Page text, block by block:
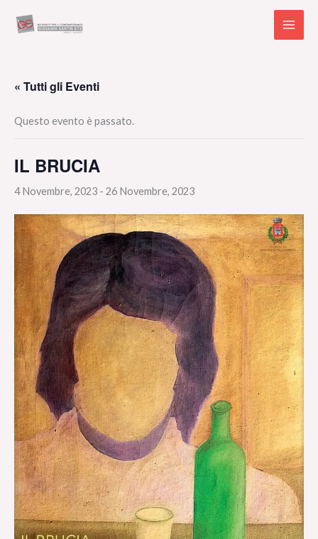
« Tutti gli Eventi
Questo evento è passato.
IL BRUCIA
4 Novembre, 2023 - 26 Novembre, 2023